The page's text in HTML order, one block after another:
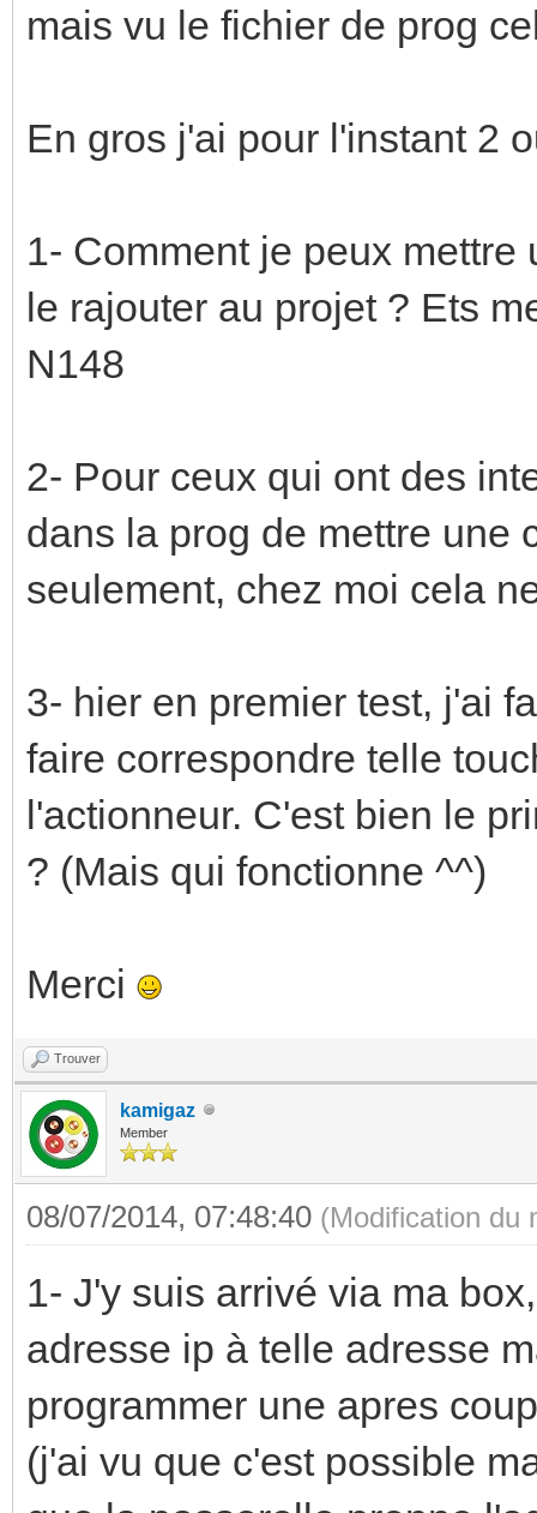
mais vu le fichier de prog
En gros j'ai pour l'instant 2
1- Comment je peux mettre
le rajouter au projet ? Ets
N148
2- Pour ceux qui ont des
dans la prog de mettre une
seulement, chez moi cela
3- hier en premier test, j'ai
faire correspondre telle
l'actionneur. C'est bien le
? (Mais qui fonctionne ^^)
Merci
Trouver
kamigaz
Member
08/07/2014, 07:48:40 (Modification du
1- J'y suis arrivé via ma
adresse ip à telle adresse
programmer une apres
(j'ai vu que c'est possible